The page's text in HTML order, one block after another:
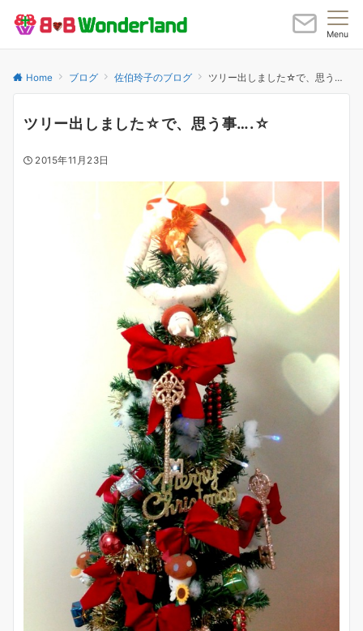
Menu
Home ブログ 佐伯玲子のブログ ツリー出しました☆で、思う事….☆
ツリー出しました☆で、思う事….☆
2015年11月23日